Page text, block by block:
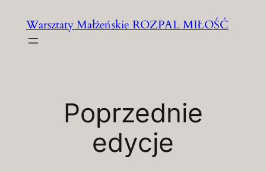
treści
Warsztaty Małżeńskie ROZPAL MIŁOŚĆ
Poprzednie
edycje